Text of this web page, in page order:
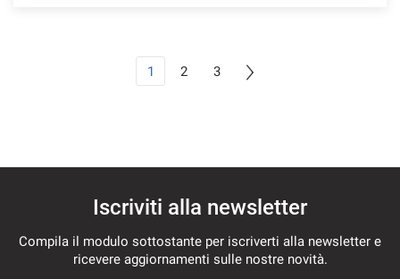
1 2 3
Iscriviti alla newsletter
Compila il modulo sottostante per iscriverti alla newsletter e
ricevere aggiornamenti sulle nostre novità.